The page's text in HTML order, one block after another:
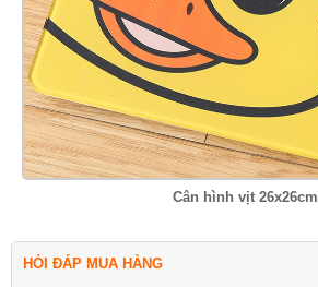
Cân hình vịt 26x26cm
HỎI ĐÁP MUA HÀNG